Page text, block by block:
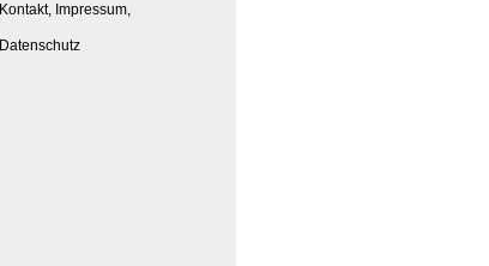
Kontakt, Impressum,
Datenschutz